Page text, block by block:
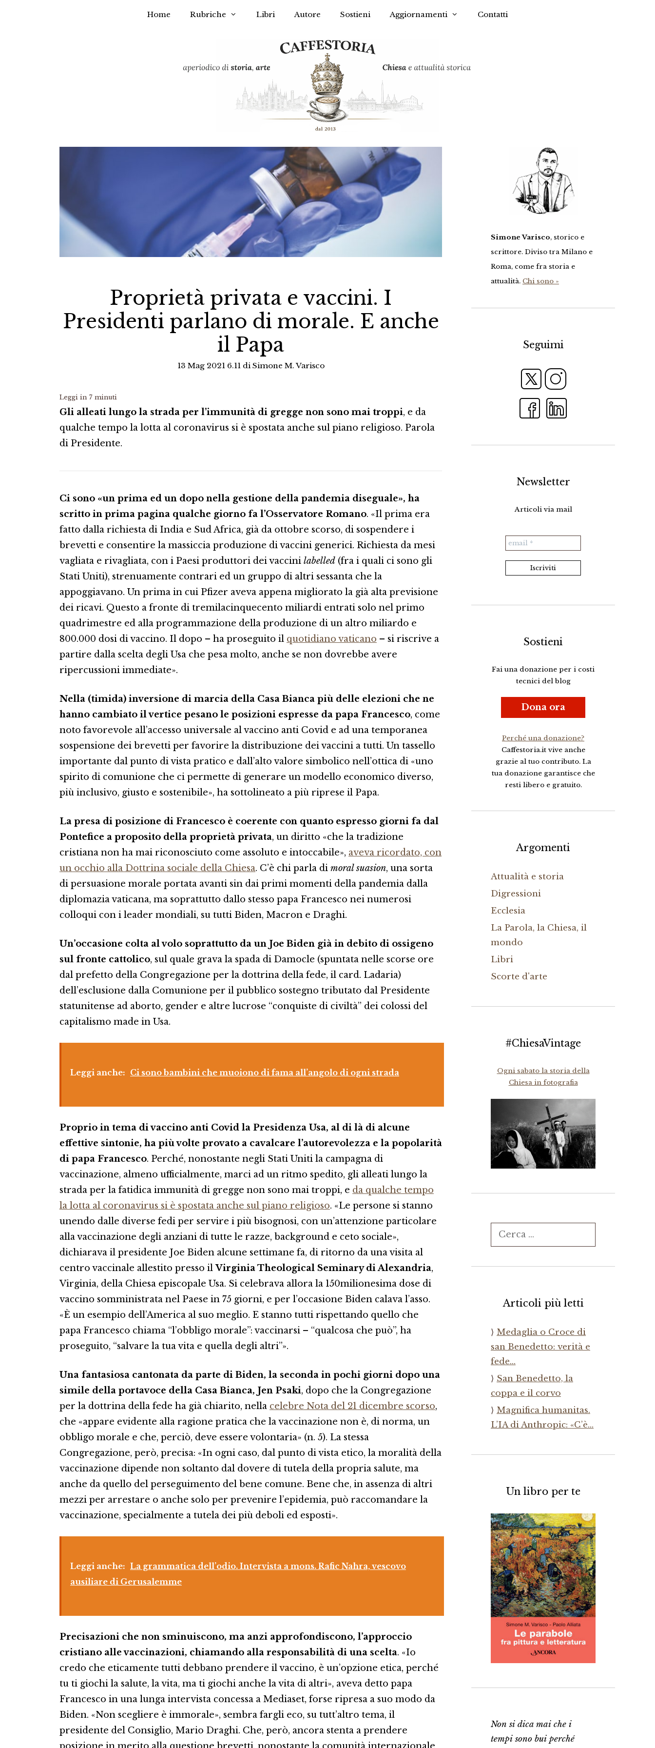
Home Rubriche Libri Autore Sostieni Aggiornamenti Contatti
Proprietà privata e vaccini. I
Presidenti parlano di morale. E anche
il Papa
13 Mag 2021 6.11 di Simone M. Varisco
Leggi in 7 minuti
Gli alleati lungo la strada per l’immunità di gregge non sono mai troppi, e da
qualche tempo la lotta al coronavirus si è spostata anche sul piano religioso. Parola
di Presidente.
Ci sono «un prima ed un dopo nella gestione della pandemia diseguale», ha
scritto in prima pagina qualche giorno fa l’Osservatore Romano. «Il prima era
fatto dalla richiesta di India e Sud Africa, già da ottobre scorso, di sospendere i
brevetti e consentire la massiccia produzione di vaccini generici. Richiesta da mesi
vagliata e rivagliata, con i Paesi produttori dei vaccini labelled (fra i quali ci sono gli
Stati Uniti), strenuamente contrari ed un gruppo di altri sessanta che la
appoggiavano. Un prima in cui Pfizer aveva appena migliorato la già alta previsione
dei ricavi. Questo a fronte di tremilacinquecento miliardi entrati solo nel primo
quadrimestre ed alla programmazione della produzione di un altro miliardo e
800.000 dosi di vaccino. Il dopo – ha proseguito il quotidiano vaticano – si riscrive a
partire dalla scelta degli Usa che pesa molto, anche se non dovrebbe avere
ripercussioni immediate».
Nella (timida) inversione di marcia della Casa Bianca più delle elezioni che ne
hanno cambiato il vertice pesano le posizioni espresse da papa Francesco, come
noto favorevole all’accesso universale al vaccino anti Covid e ad una temporanea
sospensione dei brevetti per favorire la distribuzione dei vaccini a tutti. Un tassello
importante dal punto di vista pratico e dall’alto valore simbolico nell’ottica di «uno
spirito di comunione che ci permette di generare un modello economico diverso,
più inclusivo, giusto e sostenibile», ha sottolineato a più riprese il Papa.
La presa di posizione di Francesco è coerente con quanto espresso giorni fa dal
Pontefice a proposito della proprietà privata, un diritto «che la tradizione
cristiana non ha mai riconosciuto come assoluto e intoccabile», aveva ricordato, con
un occhio alla Dottrina sociale della Chiesa. C’è chi parla di moral suasion, una sorta
di persuasione morale portata avanti sin dai primi momenti della pandemia dalla
diplomazia vaticana, ma soprattutto dallo stesso papa Francesco nei numerosi
colloqui con i leader mondiali, su tutti Biden, Macron e Draghi.
Un’occasione colta al volo soprattutto da un Joe Biden già in debito di ossigeno
sul fronte cattolico, sul quale grava la spada di Damocle (spuntata nelle scorse ore
dal prefetto della Congregazione per la dottrina della fede, il card. Ladaria)
dell’esclusione dalla Comunione per il pubblico sostegno tributato dal Presidente
statunitense ad aborto, gender e altre lucrose “conquiste di civiltà” dei colossi del
capitalismo made in Usa.
Leggi anche: Ci sono bambini che muoiono di fama all’angolo di ogni strada
Proprio in tema di vaccino anti Covid la Presidenza Usa, al di là di alcune
effettive sintonie, ha più volte provato a cavalcare l’autorevolezza e la popolarità
di papa Francesco. Perché, nonostante negli Stati Uniti la campagna di
vaccinazione, almeno ufficialmente, marci ad un ritmo spedito, gli alleati lungo la
strada per la fatidica immunità di gregge non sono mai troppi, e da qualche tempo
la lotta al coronavirus si è spostata anche sul piano religioso. «Le persone si stanno
unendo dalle diverse fedi per servire i più bisognosi, con un’attenzione particolare
alla vaccinazione degli anziani di tutte le razze, background e ceto sociale»,
dichiarava il presidente Joe Biden alcune settimane fa, di ritorno da una visita al
centro vaccinale allestito presso ilVirginia Theological Seminary di Alexandria,
Virginia, della Chiesa episcopale Usa. Si celebrava allora la 150milionesima dose di
vaccino somministrata nel Paese in 75 giorni, e per l’occasione Biden calava l’asso.
«È un esempio dell’America al suo meglio. E stanno tutti rispettando quello che
papa Francesco chiama “l’obbligo morale”: vaccinarsi – “qualcosa che può”, ha
proseguito, “salvare la tua vita e quella degli altri”».
Una fantasiosa cantonata da parte di Biden, la seconda in pochi giorni dopo una
simile della portavoce della Casa Bianca, Jen Psaki, dopo che la Congregazione
per la dottrina della fede ha già chiarito, nella celebre Nota del 21 dicembre scorso,
che «appare evidente alla ragione pratica che la vaccinazione non è, di norma, un
obbligo morale e che, perciò, deve essere volontaria» (n. 5). La stessa
Congregazione, però, precisa: «In ogni caso, dal punto di vista etico, la moralità della
vaccinazione dipende non soltanto dal dovere di tutela della propria salute, ma
anche da quello del perseguimento del bene comune. Bene che, in assenza di altri
mezzi per arrestare o anche solo per prevenire l’epidemia, può raccomandare la
vaccinazione, specialmente a tutela dei più deboli ed esposti».
Leggi anche: La grammatica dell’odio. Intervista a mons. Rafic Nahra, vescovo
ausiliare di Gerusalemme
Precisazioni che non sminuiscono, ma anzi approfondiscono, l’approccio
cristiano alle vaccinazioni, chiamando alla responsabilità di una scelta. «Io
credo che eticamente tutti debbano prendere il vaccino, è un’opzione etica, perché
tu ti giochi la salute, la vita, ma ti giochi anche la vita di altri», aveva detto papa
Francesco in una lunga intervista concessa a Mediaset, forse ripresa a suo modo da
Biden. «Non scegliere è immorale», sembra fargli eco, su tutt’altro tema, il
presidente del Consiglio, Mario Draghi. Che, però, ancora stenta a prendere
posizione in merito alla questione brevetti, nonostante la comunità internazionale
Simone Varisco, storico e
scrittore. Diviso tra Milano e
Roma, come fra storia e
attualità. Chi sono »
Seguimi
Newsletter
Articoli via mail
Sostieni
Fai una donazione per i costi
tecnici del blog
Dona ora
Perché una donazione?
Caffestoria.it vive anche
grazie al tuo contributo. La
tua donazione garantisce che
resti libero e gratuito.
Argomenti
Attualità e storia
Digressioni
Ecclesia
La Parola, la Chiesa, il
mondo
Libri
Scorte d'arte
#ChiesaVintage
Ogni sabato la storia della
Chiesa in fotografia
Ricerca
per:
Articoli più letti
Medaglia o Croce di
san Benedetto: verità e
fede…
San Benedetto, la
coppa e il corvo
Magnifica humanitas.
L’IA di Anthropic: «C’è…
Un libro per te
Non si dica mai che i
tempi sono bui perché